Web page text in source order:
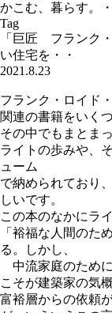
かこむ、暮らす。
・
Tag
「巨匠 フランク
い住宅を・・
2021.8.23
フランク・ロイド
関連の書籍をいく
その中でもまとま
ライトの歩みや、
ューム
で納められており
しいです。
この本のなかにラ
「裕福な人間のた
る。しかし、
中流家庭のため
こそが建築家の気
富裕層からの依頼